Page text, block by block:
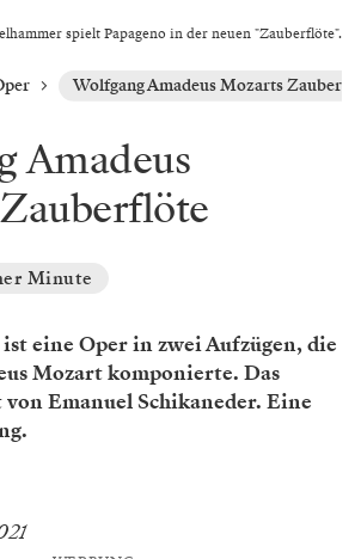
spielt Papageno in der neuen "Zauberflöte".
Wolfgang Amadeus Mozarts
Amadeus
Minute
eine Oper in zwei Aufzügen, die
Mozart komponierte. Das
Emanuel Schikaneder. Eine